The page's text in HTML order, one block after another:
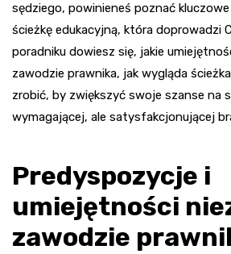
sędziego, powinieneś poznać
ścieżkę edukacyjną, która doprowadzi
poradniku dowiesz się, jakie
zawodzie prawnika, jak wygląda
zrobić, by zwiększyć swoje szanse na
wymagającej, ale satysfakcjonującej
Predyspozycje i
umiejętności
zawodzie